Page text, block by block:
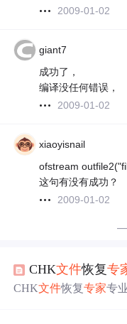
2009-01-02
giant7
成功了，
编译没任何错误，
2009-01-02
xiaoyisnail
ofstream
这句有没有成功？
2009-01-02
CHK文件恢复专
CHK文件恢复专家专